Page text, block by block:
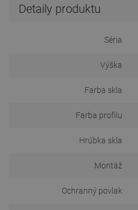
Detaily produktu
Séria
Výška
Farba skla
Farba profilu
Hrúbka skla
Montáž
Ochranný povlak